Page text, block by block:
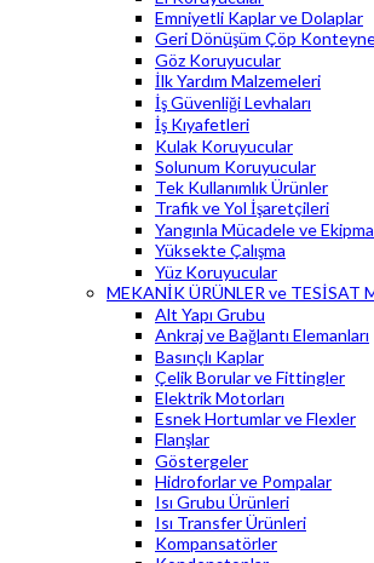
Emniyetli Kaplar ve Dolaplar
Geri Dönüşüm Çöp
Göz Koruyucular
İlk Yardım Malzemeleri
İş Güvenliği Levhaları
İş Kıyafetleri
Kulak Koruyucular
Solunum Koruyucular
Tek Kullanımlık Ürünler
Trafik ve Yol İşaretçileri
Yangınla Mücadele ve
Yüksekte Çalışma
Yüz Koruyucular
MEKANİK ÜRÜNLER ve TESİSAT
Alt Yapı Grubu
Ankraj ve Bağlantı Elemanları
Basınçlı Kaplar
Çelik Borular ve Fittingler
Elektrik Motorları
Esnek Hortumlar ve Flexler
Flanşlar
Göstergeler
Hidroforlar ve Pompalar
Isı Grubu Ürünleri
Isı Transfer Ürünleri
Kompansatörler